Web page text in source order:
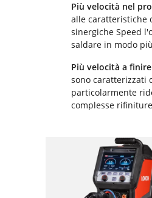
Più velocità nel
alle caratteristiche
sinergiche Speed
saldare in modo
Più velocità a
sono caratterizzati
particolarmente
complesse